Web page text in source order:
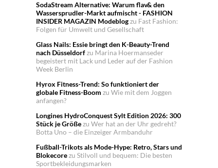
SodaStream Alternative: Warum flav& den
Wassersprudler-Markt aufmischt - FASHION
INSIDER MAGAZIN Modeblogzu Fast Fashion:
Folgen für Umwelt und Gesellschaft
Glass Nails: Essie bringt den K-Beauty-Trend
nach Düsseldorfzu Marina Hoermanseder
begeistert mit Lack und Leder auf der Fashion
Week Berlin
Hyrox Fitness-Trend: So funktioniert der
globale Fitness-Boom zu Wie mit dem Joggen
anfangen?
Longines HydroConquest Sylt Edition 2026: 300
Stück je Größezu Wer hat an der Uhr gedreht?
Botta Uno – die Einzeiger Armbanduhr
Fußball-Trikots als Mode-Hype: Retro, Stars und
Blokecorezu Stilvoll und bequem: Die besten
Sportbekleidungsmarken